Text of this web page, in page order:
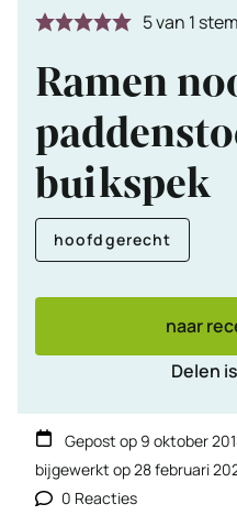
5van 1 stem
Ramen
buikspek
hoofdgerecht
naar
Delen
Gepost op 9 oktober
bijgewerkt op28 februari
0 Reacties